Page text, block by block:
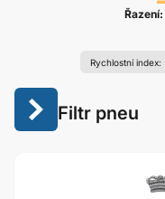
Řazení:
Rychlostní index:
Filtr pneu